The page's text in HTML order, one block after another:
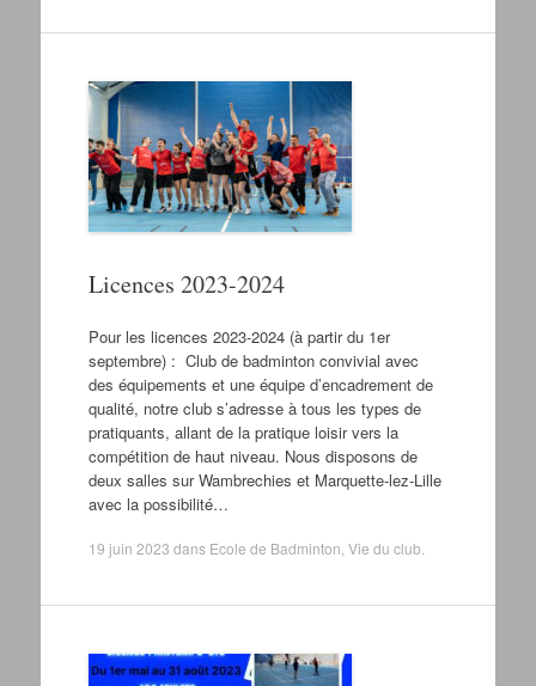
Licences 2023-2024
Pour les licences 2023-2024 (à partir du 1er
septembre) : Club de badminton convivial avec
des équipements et une équipe d’encadrement de
qualité, notre club s’adresse à tous les types de
pratiquants, allant de la pratique loisir vers la
compétition de haut niveau. Nous disposons de
deux salles sur Wambrechies et Marquette-lez-Lille
avec la possibilité…
19 juin 2023 dans Ecole de Badminton Vie du club